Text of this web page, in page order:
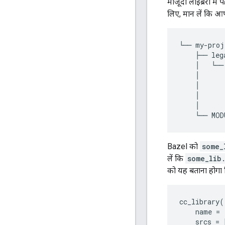
लिए, मान लें कि
└── my-
├──
└──
└──
Bazel को
लें कि
को यह बताना
cc_library(
name =
srcs =